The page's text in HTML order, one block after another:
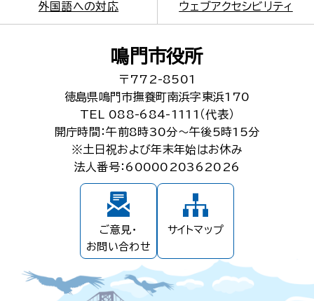
外国語への対応 ウェブアクセシビリティ
鳴門市役所
〒772-8501
徳島県鳴門市撫養町南浜字東浜170
TEL 088-684-1111（代表）
開庁時間：午前8時30分～午後5時15分
※土日祝および年末年始はお休み
法人番号：6000020362026
ご意見・
お問い合わせ
サイトマップ